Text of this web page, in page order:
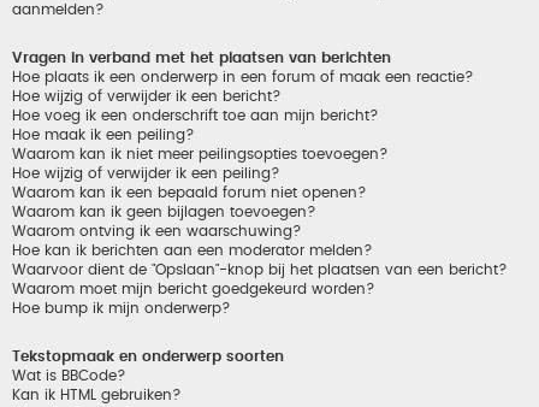
aanmelden?
Vragen in verband met het plaatsen van berichten
Hoe plaats ik een onderwerp in een forum of maak een reactie?
Hoe wijzig of verwijder ik een bericht?
Hoe voeg ik een onderschrift toe aan mijn bericht?
Hoe maak ik een peiling?
Waarom kan ik niet meer peilingsopties toevoegen?
Hoe wijzig of verwijder ik een peiling?
Waarom kan ik een bepaald forum niet openen?
Waarom kan ik geen bijlagen toevoegen?
Waarom ontving ik een waarschuwing?
Hoe kan ik berichten aan een moderator melden?
Waarvoor dient de "Opslaan"-knop bij het plaatsen van een bericht?
Waarom moet mijn bericht goedgekeurd worden?
Hoe bump ik mijn onderwerp?
Tekstopmaak en onderwerp soorten
Wat is BBCode?
Kan ik HTML gebruiken?